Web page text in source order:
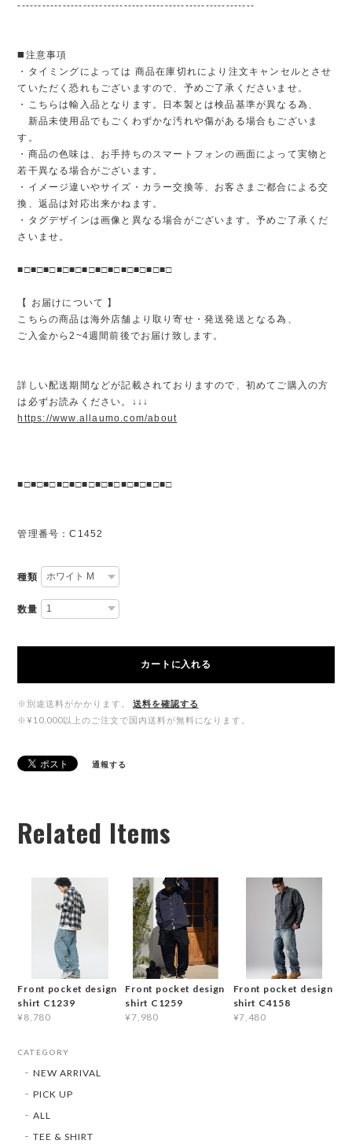
----------------------------------------------------------
◼️注意事項
・タイミングによっては 商品在庫切れにより注文キャンセルとさせ
ていただく恐れもございますので、予めご了承くださいませ。
・こちらは輸入品となります。日本製とは検品基準が異なる為、
新品未使用品でもごくわずかな汚れや傷がある場合もございま
す。
・商品の色味は、お手持ちのスマートフォンの画面によって実物と
若干異なる場合がございます。
・イメージ違いやサイズ・カラー交換等、お客さまご都合による交
換、返品は対応出来かねます。
・タグデザインは画像と異なる場合がございます。予めご了承くだ
さいませ。
■□■□■□■□■□■□■□■□■□■□■□■□
【 お届けについて 】
こちらの商品は海外店舗より取り寄せ・発送発送となる為、
ご入金から2~4週間前後でお届け致します。
詳しい配送期間などが記載されておりますので、初めてご購入の方
は必ずお読みください。↓↓↓
https://www.allaumo.com/about
■□■□■□■□■□■□■□■□■□■□■□■□
管理番号：C1452
種類
数量
カートに入れる
※別途送料がかかります。
送料を確認する
※¥10,000以上のご注文で国内送料が無料になります。
通報する
Related Items
Front pocket design
shirt C1239
¥8,780
Front pocket design
shirt C1259
¥7,980
Front pocket design
shirt C4158
¥7,480
CATEGORY
NEW ARRIVAL
PICK UP
ALL
TEE & SHIRT